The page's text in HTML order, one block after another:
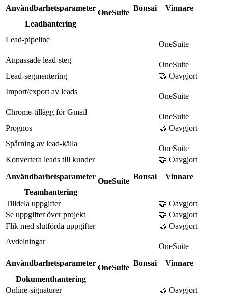
Användbarhetsparameter
OneSuite
Bonsai
Vinnare
Leadhantering
Lead-pipeline
OneSuite
Anpassade lead-steg
OneSuite
Lead-segmentering
🤝 Oavgjort
Import/export av leads
OneSuite
Chrome-tillägg för Gmail
OneSuite
Prognos
🤝 Oavgjort
Spårning av lead-källa
OneSuite
Konvertera leads till kunder
🤝 Oavgjort
Användbarhetsparameter
OneSuite
Bonsai
Vinnare
Teamhantering
Tilldela uppgifter
🤝 Oavgjort
Se uppgifter över projekt
🤝 Oavgjort
Flik med slutförda uppgifter
🤝 Oavgjort
Avdelningar
OneSuite
Användbarhetsparameter
OneSuite
Bonsai
Vinnare
Dokumenthantering
Online-signaturer
🤝 Oavgjort